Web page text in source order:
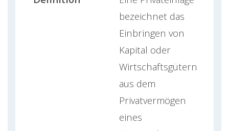
bezeichnet das
Einbringen von
Kapital oder
Wirtschaftsgütern
aus dem
Privatvermögen
eines